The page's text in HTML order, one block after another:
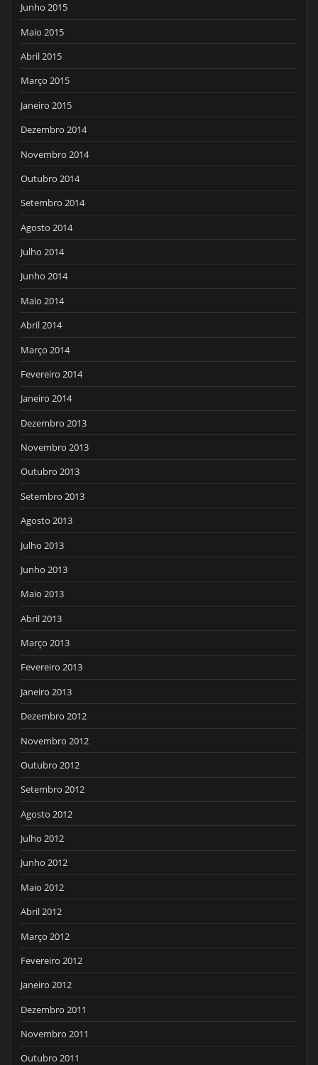
Junho 2015
Maio 2015
Abril 2015
Março 2015
Janeiro 2015
Dezembro 2014
Novembro 2014
Outubro 2014
Setembro 2014
Agosto 2014
Julho 2014
Junho 2014
Maio 2014
Abril 2014
Março 2014
Fevereiro 2014
Janeiro 2014
Dezembro 2013
Novembro 2013
Outubro 2013
Setembro 2013
Agosto 2013
Julho 2013
Junho 2013
Maio 2013
Abril 2013
Março 2013
Fevereiro 2013
Janeiro 2013
Dezembro 2012
Novembro 2012
Outubro 2012
Setembro 2012
Agosto 2012
Julho 2012
Junho 2012
Maio 2012
Abril 2012
Março 2012
Fevereiro 2012
Janeiro 2012
Dezembro 2011
Novembro 2011
Outubro 2011